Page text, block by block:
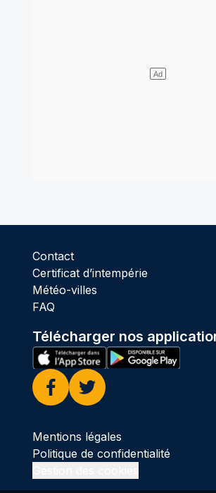
Contact
Certificat d’intempérie
Météo-villes
FAQ
Télécharger nos
Facebook
Twitter
Mentions légales
Politique de confidentialité